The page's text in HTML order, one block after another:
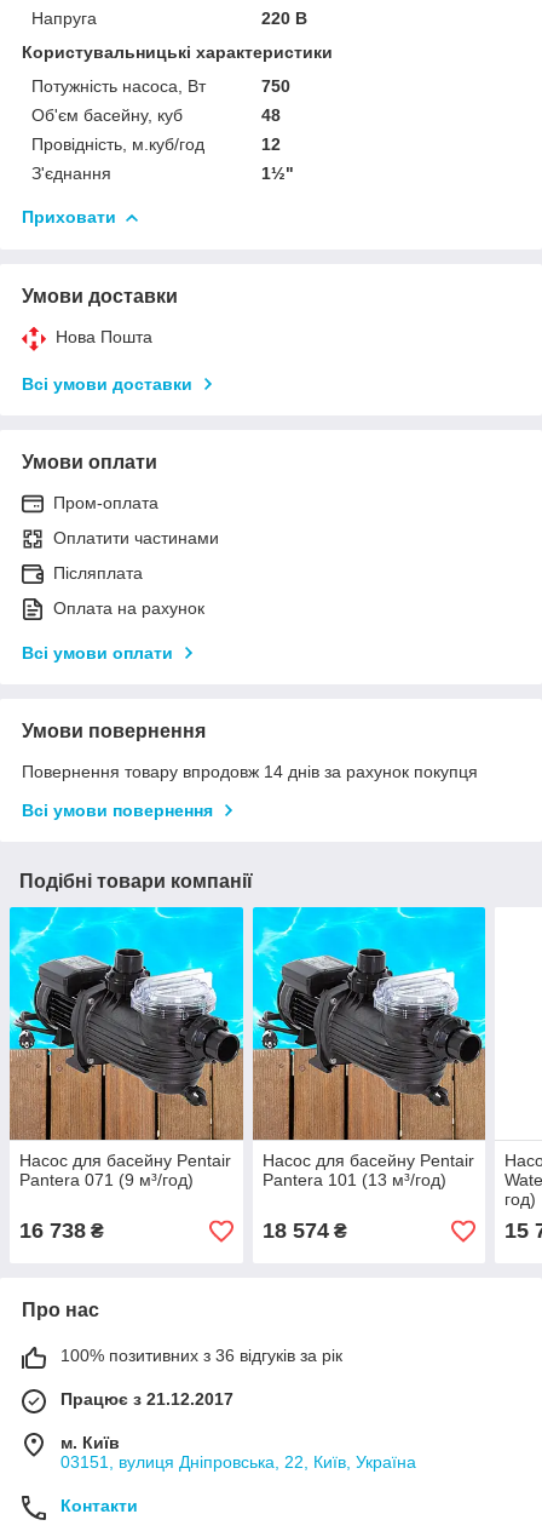
Напруга
220 В
Користувальницькі характеристики
Потужність насоса, Вт
750
Об'єм басейну, куб
48
Провідність, м.куб/год
12
З'єднання
1½"
Приховати
Умови доставки
Нова Пошта
Всі умови доставки
Умови оплати
Пром-оплата
Оплатити частинами
Післяплата
Оплата на рахунок
Всі умови оплати
Умови повернення
Повернення товару впродовж 14 днів за рахунок покупця
Всі умови повернення
Подібні товари компанії
Насос для басейну Pentair
Pantera 071 (9 м³/год)
16 738 ₴
Насос для басейну Pentair
Pantera 101 (13 м³/год)
18 574₴
год)
15
Про нас
100% позитивних з 36 відгуків за рік
Працює з 21.12.2017
м. Київ
03151, вулиця Дніпровська, 22, Київ, Україна
Контакти